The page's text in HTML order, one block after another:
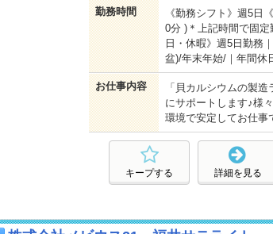
勤務時間
《勤務シフト》週5日
0分 )＊上記時間で固
日・休暇》週5日勤
盆)/年末年始/｜年間休
お仕事内容
「貝カルシウムの製
にサポートします♪様
環境で安定してお仕事
詳細を見る
キープする